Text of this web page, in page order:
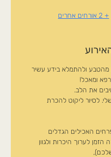
+ 2 אורחים אחרים
מהטבע ולהתמלא בידע עשיר
ומאכל!
את הלב.
לסיור ליקוט להכרת
האכילים הגדלים
לערוך היכרות ולגוון